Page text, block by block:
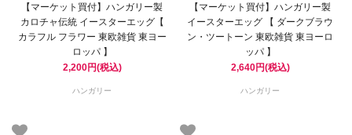
【マーケット買付】ハンガリー製
カロチャ伝統 イースターエッグ【
カラフル フラワー 東欧雑貨 東ヨー
ロッパ 】
2,200円(税込)
ハンガリー
【マーケット買付】ハンガリー製
イースターエッグ 【 ダークブラウ
ン・ツートーン 東欧雑貨 東ヨーロ
ッパ 】
2,640円(税込)
ハンガリー